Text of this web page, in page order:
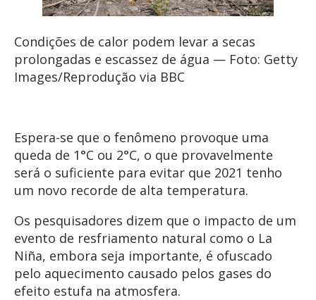
Condições de calor podem levar a secas
prolongadas e escassez de água — Foto: Getty
Images/Reprodução via BBC
Espera-se que o fenômeno provoque uma
queda de 1°C ou 2°C, o que provavelmente
será o suficiente para evitar que 2021 tenho
um novo recorde de alta temperatura.
Os pesquisadores dizem que o impacto de um
evento de resfriamento natural como o La
Niña, embora seja importante, é ofuscado
pelo aquecimento causado pelos gases do
efeito estufa na atmosfera.